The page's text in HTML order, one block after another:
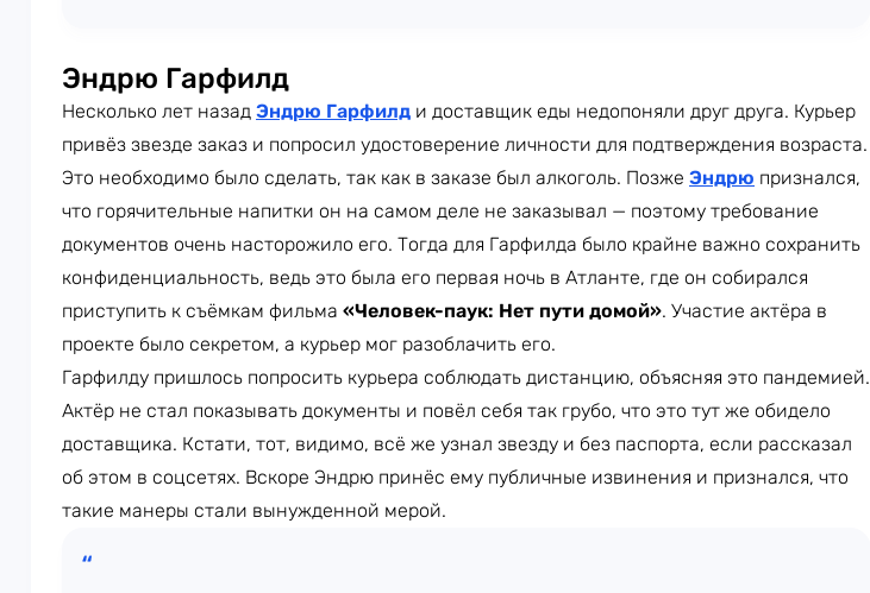
Эндрю Гарфилд
Несколько лет назад Эндрю Гарфилд и доставщик еды недопоняли друг друга. Курьер
привёз звезде заказ и попросил удостоверение личности для подтверждения возраста.
Это необходимо было сделать, так как в заказе был алкоголь. Позже Эндрю признался,
что горячительные напитки он на самом деле не заказывал — поэтому требование
документов очень насторожило его. Тогда для Гарфилда было крайне важно сохранить
конфиденциальность, ведь это была его первая ночь в Атланте, где он собирался
приступить к съёмкам фильма «Человек-паук: Нет пути домой». Участие актёра в
проекте было секретом, а курьер мог разоблачить его.
Гарфилду пришлось попросить курьера соблюдать дистанцию, объясняя это пандемией.
Актёр не стал показывать документы и повёл себя так грубо, что это тут же обидело
доставщика. Кстати, тот, видимо, всё же узнал звезду и без паспорта, если рассказал
об этом в соцсетях. Вскоре Эндрю принёс ему публичные извинения и признался, что
такие манеры стали вынужденной мерой.